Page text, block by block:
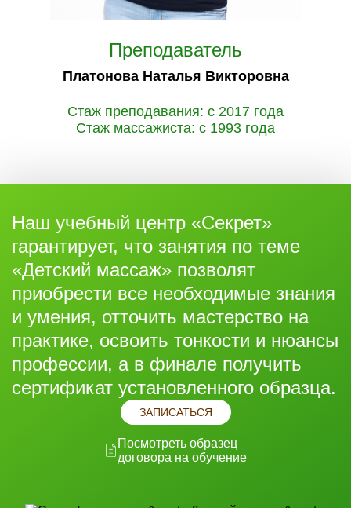
Преподаватель
Платонова Наталья Викторовна
Стаж преподавания: с 2017 года
Стаж массажиста: с 1993 года
Наш учебный центр «Секрет»
гарантирует, что занятия по теме
«Детский массаж» позволят
приобрести все необходимые знания
и умения, отточить мастерство на
практике, освоить тонкости и нюансы
профессии, а в финале получить
сертификат установленного образца.
ЗАПИСАТЬСЯ
Посмотреть образец
договора на обучение